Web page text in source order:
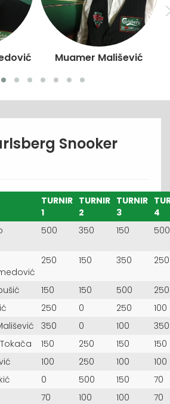
Muamer Mališević
Snooker
TURNIR
1
TURNIR
2
TURNIR
3
4
500 350 150 500
250 150 350 250
150 150 500
250
250 0 250
100
350 0 100
350
150 250 150
150
100 250 100
100
0 500 150
70
70 100 100
70